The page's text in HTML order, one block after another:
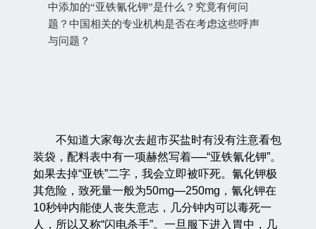
中添加的“亚铁氰化钾”是什么？究竟有何问
题？中国相关的专业机构是否在考虑这些呼声
与问题？
不知道大家每次去超市买盐时有没有注意看包
装袋，配料表中有一项赫然写着──“亚铁氰化钾”。
如果去掉“亚铁”二字，我会立即被吓死。氰化钾极
其危险，致死量一般为50mg—250mg，氰化钾在
10秒钟内能使人丧失意志，几分钟内可以毒死一
人，所以又称“闪电杀手”。一旦服下进入胃中，几